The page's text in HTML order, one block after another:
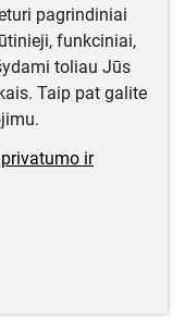
pagrindiniai
funkciniai,
toliau Jūs
Taip pat galite
ir